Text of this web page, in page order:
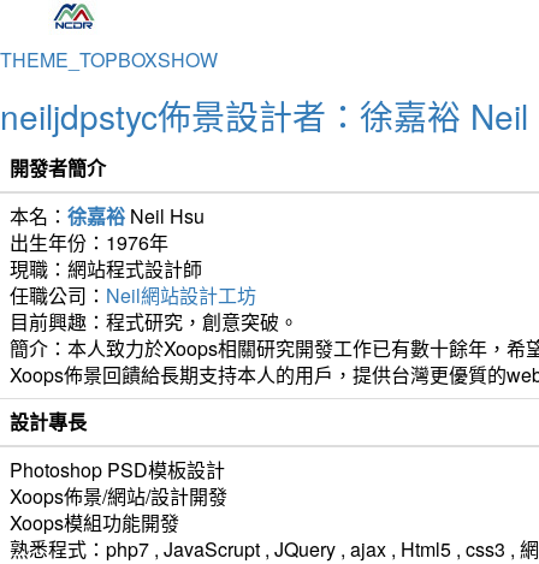
THEME_TOPBOXSHOW
neiljdpstyc佈景設計者：徐嘉裕
開發者簡介
本名： 徐嘉裕 Neil Hsu
出生年份：1976年
現職：網站程式設計師
任職公司： Neil網站設計工坊
目前興趣：程式研究，創意突破。
簡介：本人致力於Xoops相關研究開發工作已有數十餘年，
Xoops佈景回饋給長期支持本人的用戶，提供台灣更優質的
設計專長
Photoshop PSD模板設計
Xoops佈景/網站/設計開發
Xoops模組功能開發
熟悉程式：php7 , JavaScrupt , JQuery , ajax , Html5 , css3 ,